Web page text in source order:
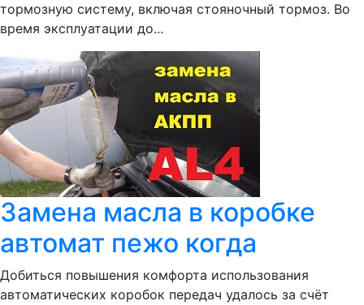
тормозную систему, включая стояночный тормоз. Во
время эксплуатации до...
Замена масла в коробке
автомат пежо когда
Добиться повышения комфорта использования
автоматических коробок передач удалось за счёт